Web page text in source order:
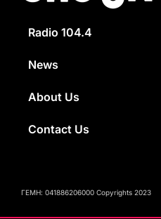
Radio 104.4
News
About Us
Contact Us
ΓΕΜΗ: 041886206000 Copyrights 2023